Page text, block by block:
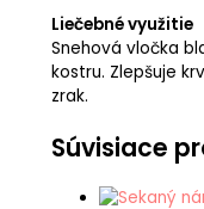
Liečebné využitie
Snehová vločka
kostru. Zlepšuje
zrak.
Súvisiace